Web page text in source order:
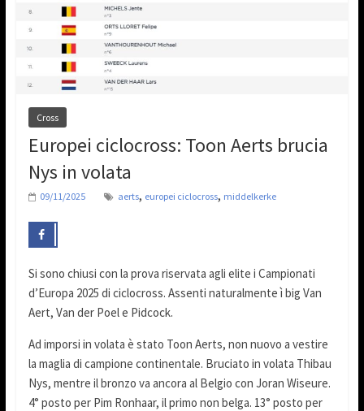
Cross
Europei ciclocross: Toon Aerts brucia
Nys in volata
09/11/2025 aerts, europei ciclocross, middelkerke
Si sono chiusi con la prova riservata agli elite i Campionati
d’Europa 2025 di ciclocross. Assenti naturalmente ì big Van
Aert, Van der Poel e Pidcock.
Ad imporsi in volata è stato Toon Aerts, non nuovo a vestire
la maglia di campione continentale. Bruciato in volata Thibau
Nys, mentre il bronzo va ancora al Belgio con Joran Wiseure.
4° posto per Pim Ronhaar, il primo non belga. 13° posto per